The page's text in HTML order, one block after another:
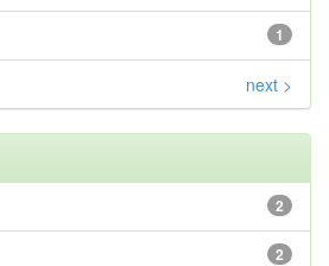
1
next >
2
2